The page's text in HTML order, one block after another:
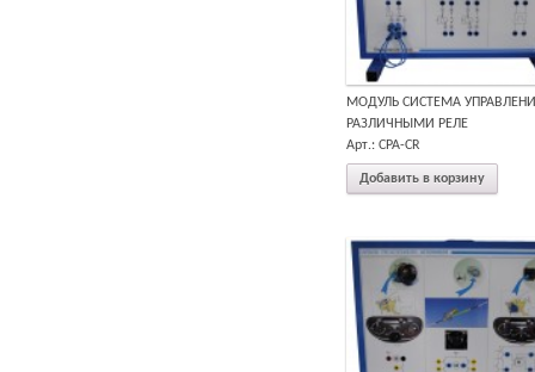
МОДУЛЬ СИСТЕМА
РАЗЛИЧНЫМИ РЕЛЕ
Арт.: CPA-CR
Добавить в корзину